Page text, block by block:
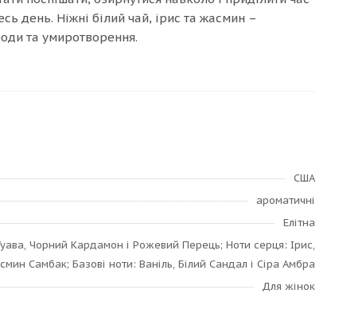
день. Ніжні білий чай, ірис та жасмин –
та умиротворення.
США
ароматичні
Елітна
Чорний Кардамон і Рожевий Перець; Ноти серця: Ірис,
Самбак; Базові ноти: Ваніль, Білий Сандал і Сіра Амбра
Для жінок